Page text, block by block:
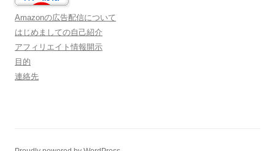
Amazonの広告配信について
はじめましての自己紹介
アフィリエイト情報開示
目的
連絡先